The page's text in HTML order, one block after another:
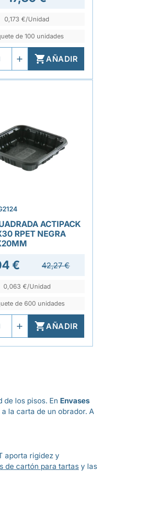
0,173 €/Unidad
de 100 unidades
AÑADIR
ACTIPACK
RPET NEGRA
€ 42,27 €
0,063 €/Unidad
de 600 unidades
AÑADIR
los pisos. En Envases
la carta de un obrador. A
aporta rigidez y
de cartón para tartas y las